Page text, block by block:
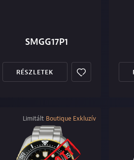
SMGG17P1
RÉSZLETEK
Limitált Boutique Exkluzív